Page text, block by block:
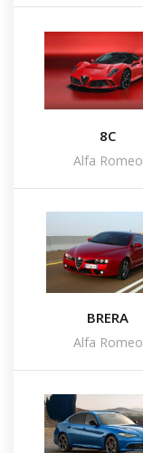
8C
Alfa Romeo
BRERA
Alfa Romeo